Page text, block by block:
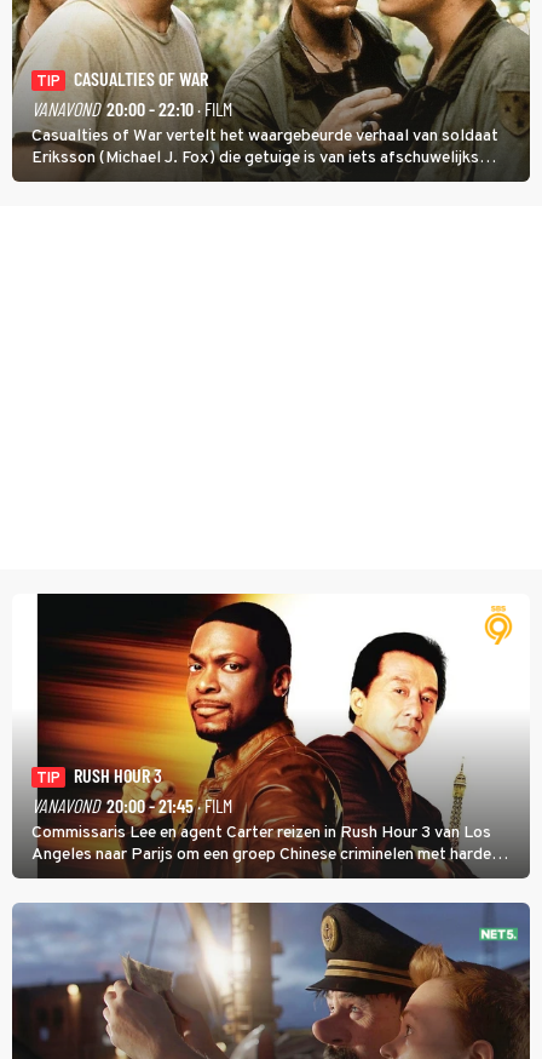
TIP
CASUALTIES OF WAR
VANAVOND 20:00 - 22:10· FILM
Casualties of War vertelt het waargebeurde verhaal van soldaat
Eriksson (Michael J. Fox) die getuige is van iets afschuwelijks
tijdens de Vietnamoorlog. Hij besluit uit de school te klappen.
TIP
RUSH HOUR 3
VANAVOND 20:00 - 21:45· FILM
Commissaris Lee en agent Carter reizen in Rush Hour 3 van Los
Angeles naar Parijs om een groep Chinese criminelen met harde
hand aan te pakken.